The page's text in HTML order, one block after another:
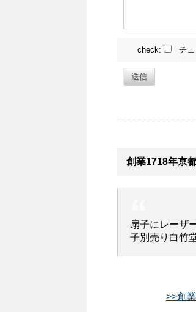
check: チェ
送信
創業1718年京
扇子にレーザ
子別売り白竹
>>創